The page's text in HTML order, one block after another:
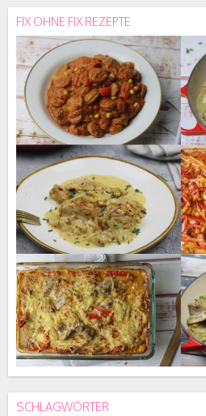
FIX OHNE FIX REZEPTE
SCHLAGWÖRTER